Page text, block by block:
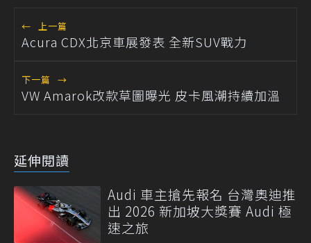
← 上一篇
Acura CDX北京車展發表 全新SUV戰力
下一篇 →
VW Amarok改款草圖曝光 皮卡風潮持續加溫
延伸閱讀
Audi 車主搶先報名 台灣奧迪推
出 2026 新加坡大獎賽 Audi 極
速之旅